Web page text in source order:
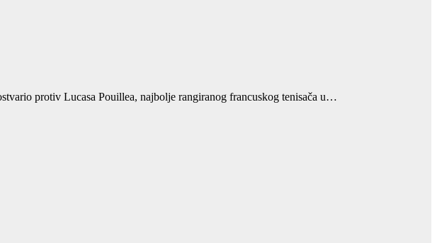
protiv Lucasa Pouillea, najbolje rangiranog francuskog tenisača u…